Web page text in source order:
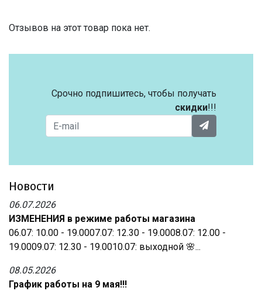
Отзывов на этот товар пока нет.
Срочно подпишитесь, чтобы получать
скидки!!!
Новости
06.07.2026
ИЗМЕНЕНИЯ в режиме работы магазина
06.07: 10.00 - 19.0007.07: 12.30 - 19.0008.07: 12.00 -
19.0009.07: 12.30 - 19.0010.07: выходной 🌸...
08.05.2026
График работы на 9 мая!!!